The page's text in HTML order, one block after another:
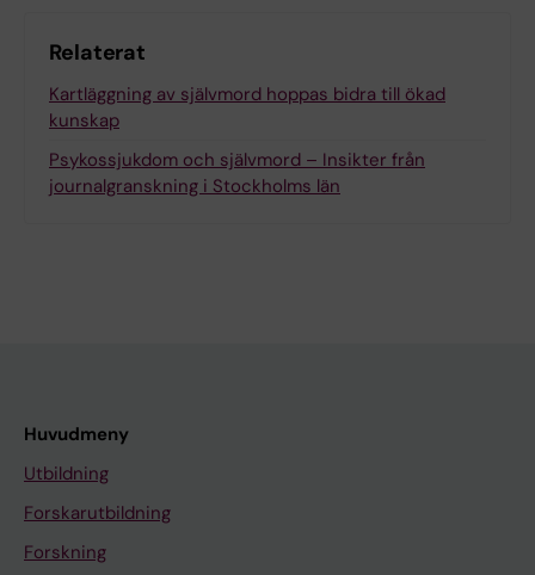
Relaterat
Kartläggning av självmord hoppas bidra till ökad
kunskap
Psykossjukdom och självmord – Insikter från
journalgranskning i Stockholms län
Huvudmeny
Utbildning
Forskarutbildning
Forskning